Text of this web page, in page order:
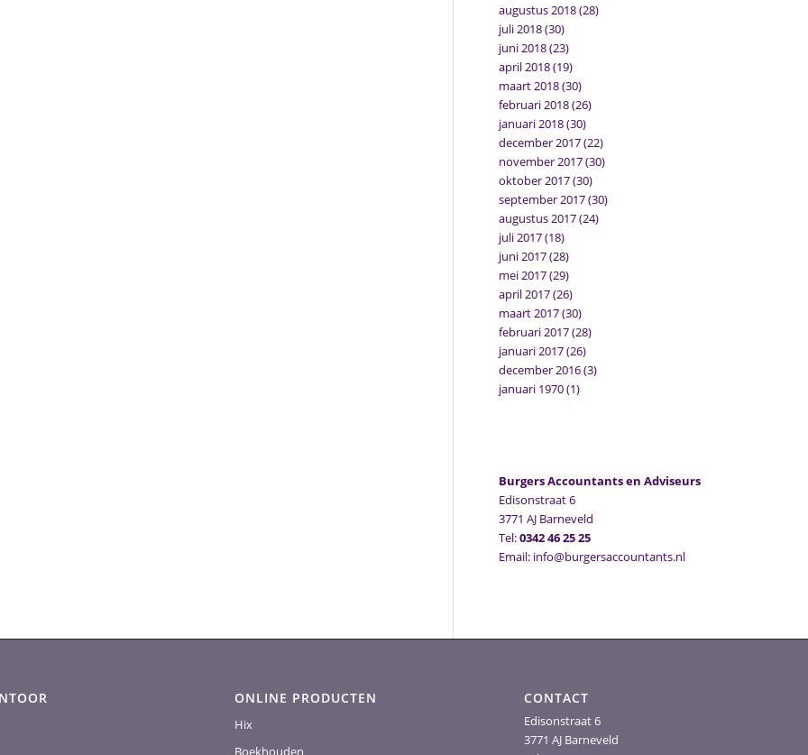
augustus 2018(28)
juli 2018(30)
juni 2018(23)
april 2018(19)
maart 2018(30)
februari 2018(26)
januari 2018(30)
december 2017(22)
november 2017(30)
oktober 2017(30)
september 2017(30)
augustus 2017(24)
juli 2017(18)
juni 2017(28)
mei 2017(29)
april 2017(26)
maart 2017(30)
februari 2017(28)
januari 2017(26)
december 2016(3)
januari 1970(1)
Burgers Accountants en Adviseurs
Edisonstraat 6
3771 AJ Barneveld
Tel:0342 46 25 25
Email: info@burgersaccountants.nl
ONLINE PRODUCTEN
Hix
Boekhouden
CONTACT
Edisonstraat 6
3771 AJ Barneveld